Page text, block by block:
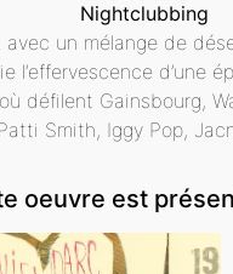
Nightclubbing
avec un mélange de
l’effervescence d’une
défilent Gainsbourg,
Smith, Iggy Pop,
oeuvre est